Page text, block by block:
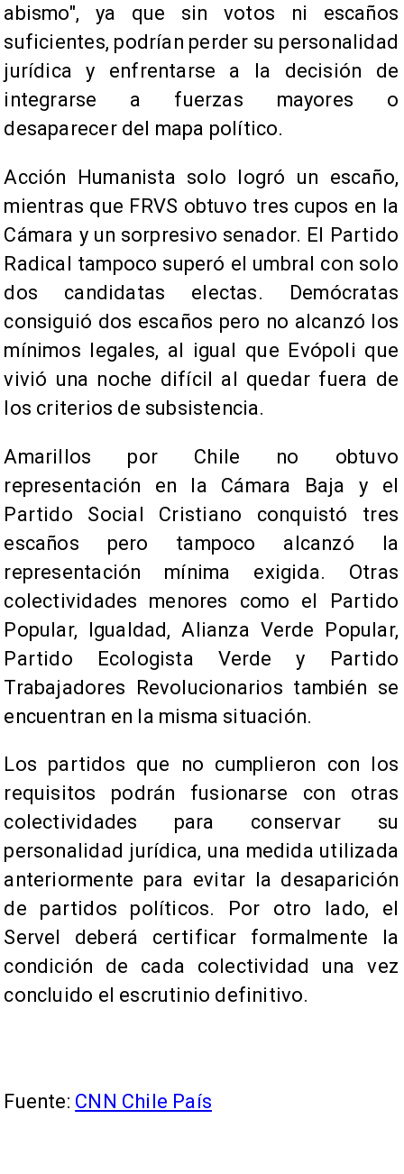
abismo", ya que sin votos ni escaños
suficientes, podrían perder su personalidad
jurídica y enfrentarse a la decisión de
integrarse a fuerzas mayores o
desaparecer del mapa político.
Acción Humanista solo logró un escaño,
mientras que FRVS obtuvo tres cupos en la
Cámara y un sorpresivo senador. El Partido
Radical tampoco superó el umbral con solo
dos candidatas electas. Demócratas
consiguió dos escaños pero no alcanzó los
mínimos legales, al igual que Evópoli que
vivió una noche difícil al quedar fuera de
los criterios de subsistencia.
Amarillos por Chile no obtuvo
representación en la Cámara Baja y el
Partido Social Cristiano conquistó tres
escaños pero tampoco alcanzó la
representación mínima exigida. Otras
colectividades menores como el Partido
Popular, Igualdad, Alianza Verde Popular,
Partido Ecologista Verde y Partido
Trabajadores Revolucionarios también se
encuentran en la misma situación.
Los partidos que no cumplieron con los
requisitos podrán fusionarse con otras
colectividades para conservar su
personalidad jurídica, una medida utilizada
anteriormente para evitar la desaparición
de partidos políticos. Por otro lado, el
Servel deberá certificar formalmente la
condición de cada colectividad una vez
concluido el escrutinio definitivo.
Fuente: CNN Chile País